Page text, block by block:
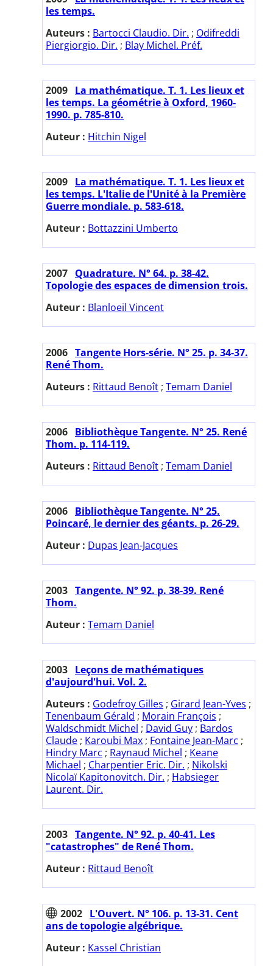
les temps.
Auteurs : Bartocci Claudio. Dir. ; Odifreddi
Piergiorgio. Dir. ; Blay Michel. Préf.
2009 La mathématique. T. 1. Les lieux et
les temps. La géométrie à Oxford, 1960-
1990. p. 785-810.
Auteur : Hitchin Nigel
2009 La mathématique. T. 1. Les lieux et
les temps. L'Italie de l'Unité à la Première
Guerre mondiale. p. 583-618.
Auteur : Bottazzini Umberto
2007 Quadrature. N° 64. p. 38-42.
Topologie des espaces de dimension trois.
Auteur : Blanloeil Vincent
2006 Tangente Hors-série. N° 25. p. 34-37.
René Thom.
Auteurs : Rittaud Benoît ; Temam Daniel
2006 Bibliothèque Tangente. N° 25. René
Thom. p. 114-119.
Auteurs : Rittaud Benoît ; Temam Daniel
2006 Bibliothèque Tangente. N° 25.
Poincaré, le dernier des géants. p. 26-29.
Auteur : Dupas Jean-Jacques
2003 Tangente. N° 92. p. 38-39. René
Thom.
Auteur : Temam Daniel
2003 Leçons de mathématiques
d'aujourd'hui. Vol. 2.
Auteurs : Godefroy Gilles ; Girard Jean-Yves ;
Tenenbaum Gérald ; Morain François ;
Waldschmidt Michel ; David Guy ; Bardos
Claude ; Karoubi Max ; Fontaine Jean-Marc ;
Hindry Marc ; Raynaud Michel ; Keane
Michael ; Charpentier Eric. Dir. ; Nikolski
Nicolaï Kapitonovitch. Dir. ; Habsieger
Laurent. Dir.
2003 Tangente. N° 92. p. 40-41. Les
"catastrophes" de René Thom.
Auteur : Rittaud Benoît
2002 L'Ouvert. N° 106. p. 13-31. Cent
ans de topologie algébrique.
Auteur : Kassel Christian